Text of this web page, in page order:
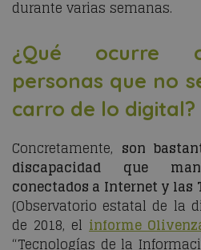
durante varias semanas.
¿Qué ocurre
personas que no
carro de lo digital?
Concretamente, son
discapacidad que
conectados a Internet y las
(Observatorio estatal de la
de 2018, el informe
“Tecnologías de la